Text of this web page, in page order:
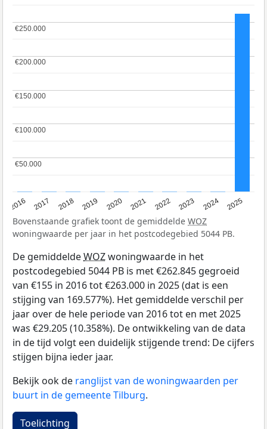
2016 2017 2018 2019 2020 2021 2022 2023 2024 2025
€50.000
€50.000
€100.000
€100.000
€150.000
€150.000
€200.000
€200.000
€250.000
€250.000
Bovenstaande grafiek toont de gemiddelde WOZ
woningwaarde per jaar in het postcodegebied 5044 PB.
De gemiddeldeWOZwoningwaarde in het
postcodegebied 5044 PB is met €262.845 gegroeid
van €155 in 2016 tot €263.000 in 2025 (dat is een
stijging van 169.577%). Het gemiddelde verschil per
jaar over de hele periode van 2016 tot en met 2025
was €29.205 (10.358%). De ontwikkeling van de data
in de tijd volgt een duidelijk stijgende trend: De cijfers
stijgen bijna ieder jaar.
Bekijk ook de ranglijst van de woningwaarden per
buurt in de gemeente Tilburg.
Toelichting